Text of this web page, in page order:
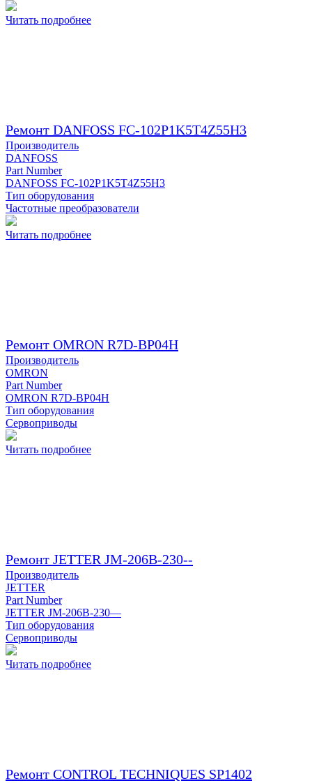
Читать подробнее
Ремонт DANFOSS FC-102P1K5T4Z55H3
Производитель
DANFOSS
Part Number
DANFOSS FC-102P1K5T4Z55H3
Тип оборудования
Частотные преобразователи
Читать подробнее
Ремонт OMRON R7D-BP04H
Производитель
OMRON
Part Number
OMRON R7D-BP04H
Тип оборудования
Сервоприводы
Читать подробнее
Ремонт JETTER JM-206B-230--
Производитель
JETTER
Part Number
JETTER JM-206B-230—
Тип оборудования
Сервоприводы
Читать подробнее
Ремонт CONTROL TECHNIQUES SP1402